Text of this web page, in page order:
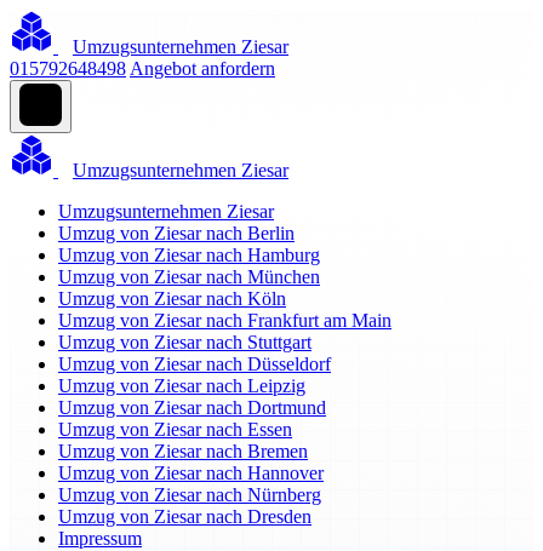
Umzugsunternehmen Ziesar
015792648498 Angebot anfordern
Umzugsunternehmen Ziesar
Umzugsunternehmen Ziesar
Umzug von Ziesar nach Berlin
Umzug von Ziesar nach Hamburg
Umzug von Ziesar nach München
Umzug von Ziesar nach Köln
Umzug von Ziesar nach Frankfurt am Main
Umzug von Ziesar nach Stuttgart
Umzug von Ziesar nach Düsseldorf
Umzug von Ziesar nach Leipzig
Umzug von Ziesar nach Dortmund
Umzug von Ziesar nach Essen
Umzug von Ziesar nach Bremen
Umzug von Ziesar nach Hannover
Umzug von Ziesar nach Nürnberg
Umzug von Ziesar nach Dresden
Impressum